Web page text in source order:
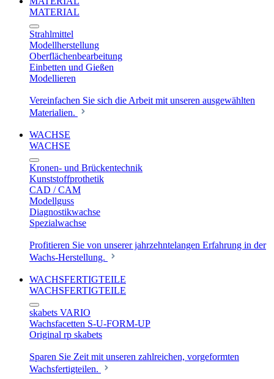
MATERIAL
Strahlmittel
Modellherstellung
Oberflächenbearbeitung
Einbetten und Gießen
Modellieren
Vereinfachen Sie sich die Arbeit mit unseren ausgewählten
Materialien.
WACHSE
WACHSE
Kronen- und Brückentechnik
Kunststoffprothetik
CAD / CAM
Modellguss
Diagnostikwachse
Spezialwachse
Profitieren Sie von unserer jahrzehntelangen Erfahrung in der
Wachs-Herstellung.
WACHSFERTIGTEILE
WACHSFERTIGTEILE
skabets VARIO
Wachsfacetten S-U-FORM-UP
Original rp skabets
Sparen Sie Zeit mit unseren zahlreichen, vorgeformten
Wachsfertigteilen.